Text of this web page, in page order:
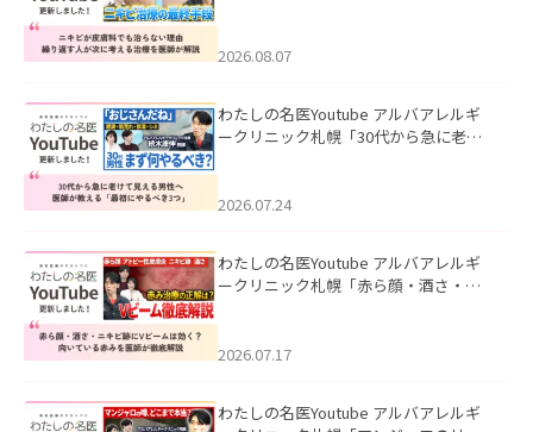
ました。
2026.08.07
わたしの名医Youtube アルバアレルギ
ークリニック札幌「30代から急に老け
た。
2026.07.24
わたしの名医Youtube アルバアレルギ
ークリニック札幌「赤ら顔・酒さ・ニ
した。
2026.07.17
わたしの名医Youtube アルバアレルギ